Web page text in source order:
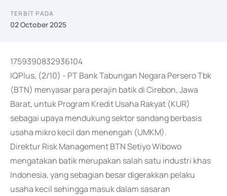
TERBIT PADA
02 October 2025
1759390832936104
IQPlus, (2/10) - PT Bank Tabungan Negara Persero Tbk
(BTN) menyasar para perajin batik di Cirebon, Jawa
Barat, untuk Program Kredit Usaha Rakyat (KUR)
sebagai upaya mendukung sektor sandang berbasis
usaha mikro kecil dan menengah (UMKM).
Direktur Risk Management BTN Setiyo Wibowo
mengatakan batik merupakan salah satu industri khas
Indonesia, yang sebagian besar digerakkan pelaku
usaha kecil sehingga masuk dalam sasaran